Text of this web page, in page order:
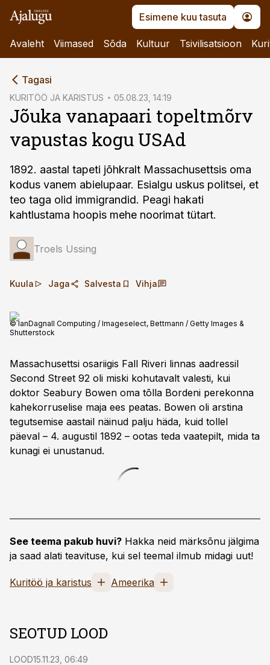
Esimene kuu tasuta
Avaleht Viimased Sõda Kultuur Tsivilisatsioon
Tagasi
KURITÖÖ JA KARISTUS 05.08.23, 14:19
Jõuka vanapaari topeltmõrv
vapustas kogu USAd
1892. aastal tapeti jõhkralt Massachusettsis oma
kodus vanem abielupaar. Esialgu uskus politsei, et
teo taga olid immigrandid. Peagi hakati
kahtlustama hoopis mehe noorimat tütart.
Troels Ussing
Kuula Jaga Salvesta Vihja
© IanDagnall Computing / Imageselect, Bettmann / Getty Images &
Shutterstock
Massachusettsi osariigis Fall Riveri linnas aadressil
Second Street 92 oli miski kohutavalt valesti, kui
doktor Seabury Bowen oma tõlla Bordeni perekonna
kahekorruselise maja ees peatas. Bowen oli arstina
tegutsemise aastail näinud palju häda, kuid tollel
päeval – 4. augustil 1892 – ootas teda vaatepilt, mida ta
kunagi ei unustanud.
See teema pakub huvi? Hakka neid märksõnu jälgima
ja saad alati teavituse, kui sel teemal ilmub midagi uut!
Kuritöö ja karistus Ameerika
SEOTUD LOOD
LOOD15.11.23, 06:49